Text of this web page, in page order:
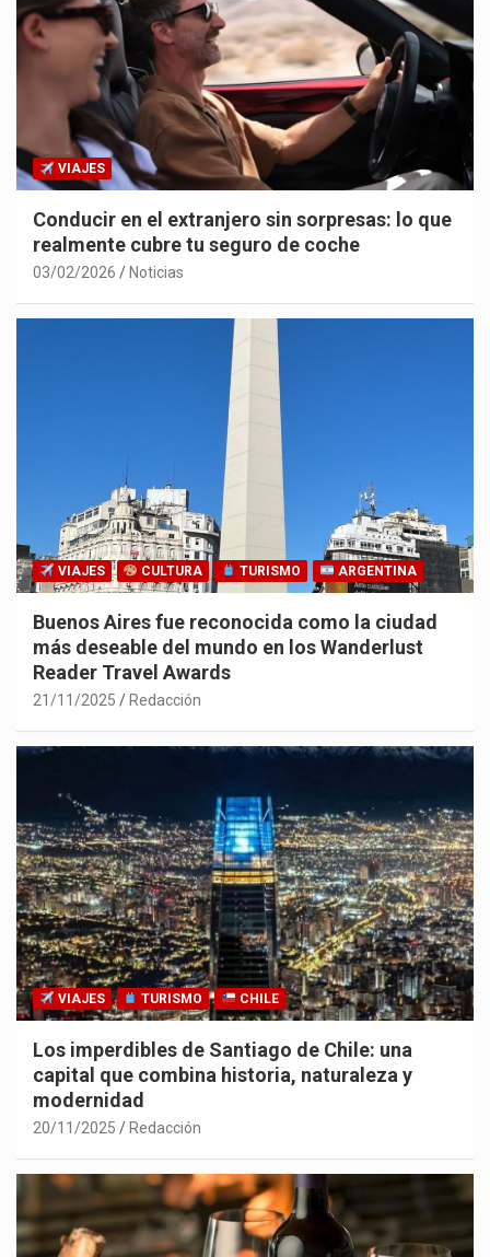
VIAJES
Conducir en el extranjero sin sorpresas: lo que
realmente cubre tu seguro de coche
03/02/2026 Noticias
VIAJES CULTURA TURISMO ARGENTINA
Buenos Aires fue reconocida como la ciudad
más deseable del mundo en los Wanderlust
Reader Travel Awards
21/11/2025 Redacción
VIAJES TURISMO CHILE
Los imperdibles de Santiago de Chile: una
capital que combina historia, naturaleza y
modernidad
20/11/2025 Redacción